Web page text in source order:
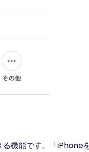
機能です。「iPhone